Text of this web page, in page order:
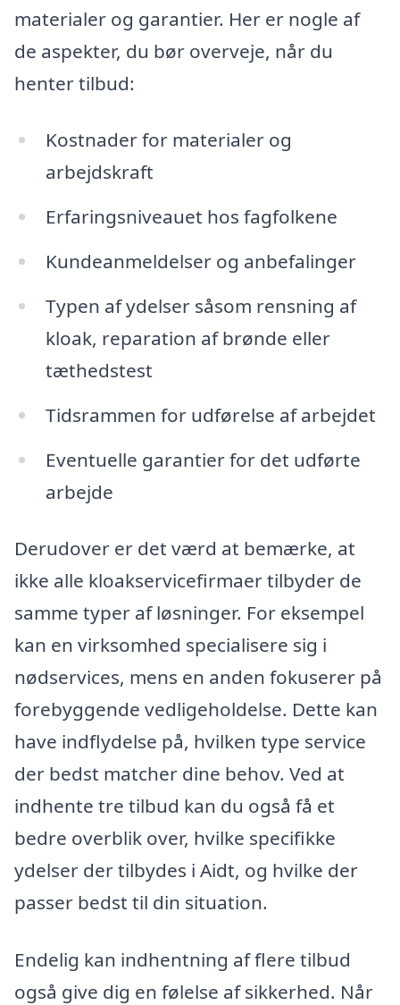
materialer og garantier. Her er nogle af
de aspekter, du bør overveje, når du
henter tilbud:
Kostnader for materialer og
arbejdskraft
Erfaringsniveauet hos fagfolkene
Kundeanmeldelser og anbefalinger
Typen af ydelser såsom rensning af
kloak, reparation af brønde eller
tæthedstest
Tidsrammen for udførelse af arbejdet
Eventuelle garantier for det udførte
arbejde
Derudover er det værd at bemærke, at
ikke alle kloakservicefirmaer tilbyder de
samme typer af løsninger. For eksempel
kan en virksomhed specialisere sig i
nødservices, mens en anden fokuserer på
forebyggende vedligeholdelse. Dette kan
have indflydelse på, hvilken type service
der bedst matcher dine behov. Ved at
indhente tre tilbud kan du også få et
bedre overblik over, hvilke specifikke
ydelser der tilbydes i Aidt, og hvilke der
passer bedst til din situation.
Endelig kan indhentning af flere tilbud
også give dig en følelse af sikkerhed. Når